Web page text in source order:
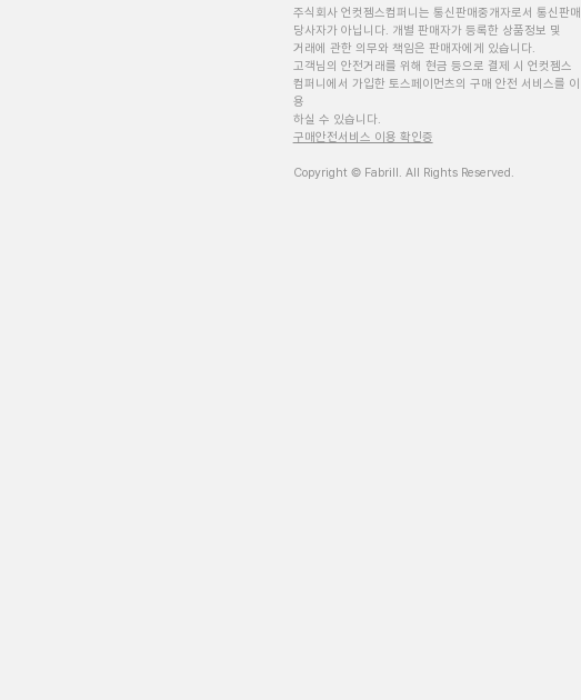
주식회사 언컷젬스컴퍼니는 통신판매중개자로서 통신판매
당사자가 아닙니다. 개별 판매자가 등록한 상품정보 및
거래에 관한 의무와 책임은 판매자에게 있습니다.
고객님의 안전거래를 위해 현금 등으로 결제 시 언컷젬스
컴퍼니에서 가입한 토스페이먼츠의 구매 안전 서비스를 이
용
하실 수 있습니다.
구매안전서비스 이용 확인증
Copyright © Fabrill. All Rights Reserved.